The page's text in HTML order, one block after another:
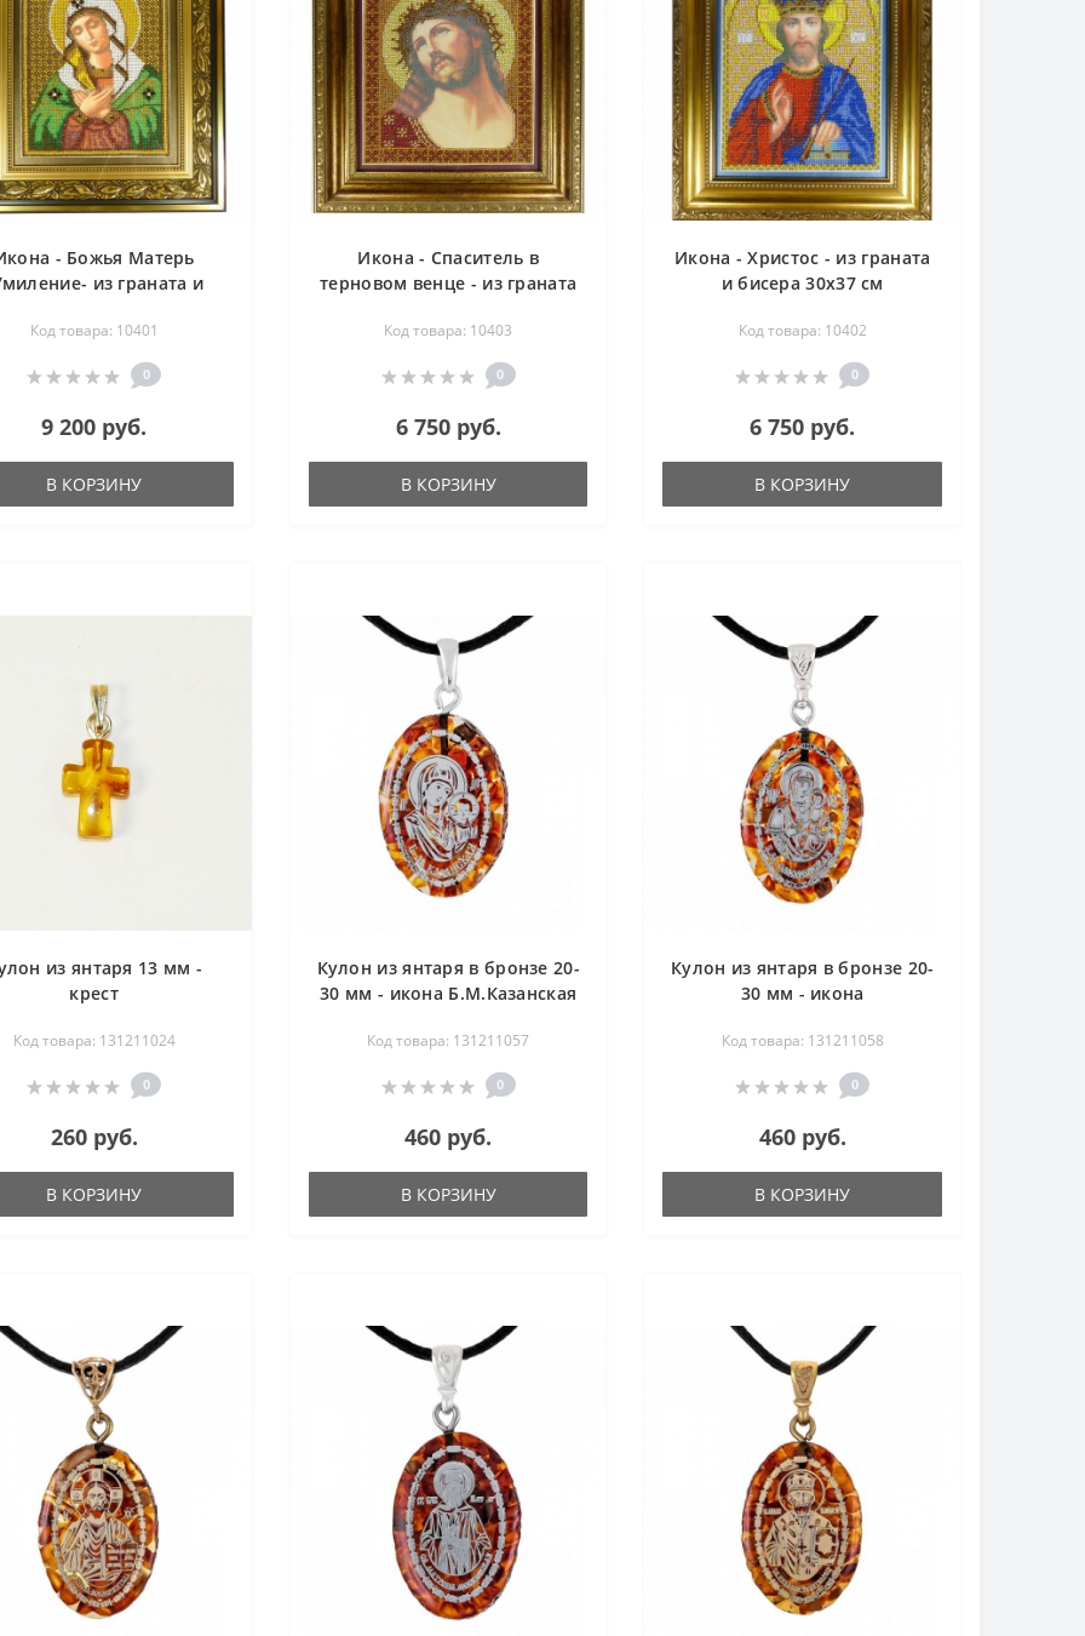
- Божья Матерь
из граната и
Код товара: 10401
0
9 200 руб.
В КОРЗИНУ
Икона - Спаситель в
терновом венце - из граната
Код товара: 10403
0
6 750 руб.
В КОРЗИНУ
Икона - Христос - из граната
и бисера 30х37 см
Код товара: 10402
0
6 750 руб.
В КОРЗИНУ
из янтаря 13 мм -
крест
Код товара: 131211024
0
260 руб.
В КОРЗИНУ
Кулон из янтаря в бронзе 20-
30 мм - икона Б.М.Казанская
Код товара: 131211057
0
460 руб.
В КОРЗИНУ
Кулон из янтаря в бронзе 20-
30 мм - икона
Код товара: 131211058
0
460 руб.
В КОРЗИНУ